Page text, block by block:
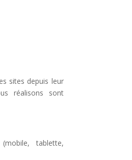
sites depuis leur
réalisons sont
tablette,